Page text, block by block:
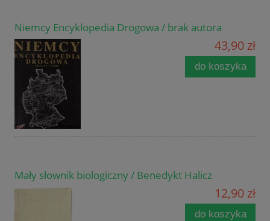
Niemcy Encyklopedia Drogowa / brak autora
43,90 zł
do koszyka
Mały słownik biologiczny / Benedykt Halicz
12,90 zł
do koszyka